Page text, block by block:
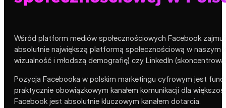
Wśród platform mediów społecznościowych Facebook
absolutnie największą platformą społecznościową w
wizualność i młodszą demografię) czy LinkedIn
Pozycja Facebooka w polskim marketingu cyfrowym jest
praktycznie obowiązkowym kanałem komunikacji dla
Facebook jest absolutnie kluczowym kanałem dotarcia.